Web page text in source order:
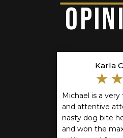
Karla
Michael is a
and attentive
nasty dog bite
and won the